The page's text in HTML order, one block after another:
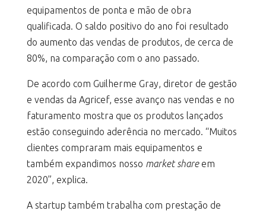
equipamentos de ponta e mão de obra
qualificada. O saldo positivo do ano foi resultado
do aumento das vendas de produtos, de cerca de
80%, na comparação com o ano passado.
De acordo com Guilherme Gray, diretor de gestão
e vendas da Agricef, esse avanço nas vendas e no
faturamento mostra que os produtos lançados
estão conseguindo aderência no mercado. “Muitos
clientes compraram mais equipamentos e
também expandimos nosso market shareem
2020”, explica.
A startup também trabalha com prestação de